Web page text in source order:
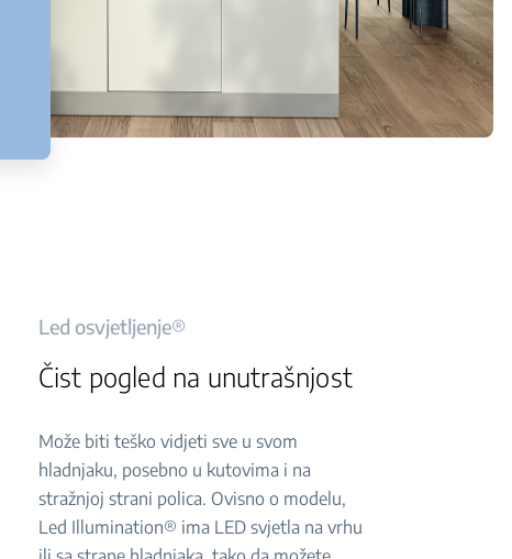
Led osvjetljenje®
Čist pogled na unutrašnjost
Može biti teško vidjeti sve u svom
hladnjaku, posebno u kutovima i na
stražnjoj strani polica. Ovisno o modelu,
Led Illumination® ima LED svjetla na vrhu